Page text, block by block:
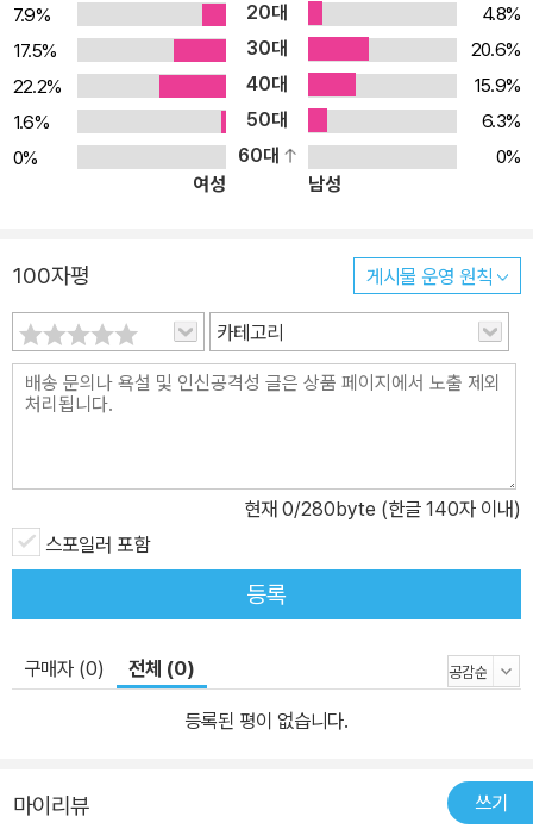
‘남자와 여자로 만드시고’(신앙계) ‘다윗의 열쇠’(대한기독교서회)
‘유리바다 21’ ‘하나되게 하소서’(신앙계) ‘문화전쟁의 시대’(신앙계)
‘성경 속의 비밀’(진흥) ‘잃어버린 마가를 찾아서’(도하) 간증집 ‘사랑
은 죽음같이 강하고’(홍성사) ‘사랑은 언제나 오래 참고’(홍성사) 연
재중 ‘인생에서 보물찾기’(플러스 인생)
7.9%
20대
4.8%
17.5%
30대
20.6%
22.2%
40대
15.9%
1.6%
50대
6.3%
0%
60대
0%
여성
남성
100자평 게시물 운영 원칙
카테고리
현재 0/280byte (한글 140자 이내)
스포일러 포함
등록
구매자 (0) 전체 (0)
등록된 평이 없습니다.
마이리뷰 쓰기